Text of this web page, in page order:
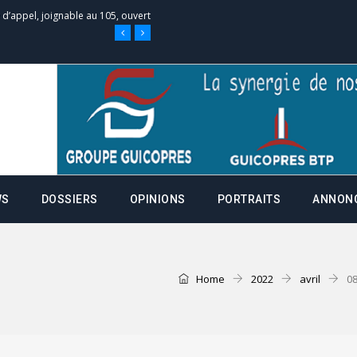
d’appel, joignable au 105, ouvert
campagnes ce jeudi 28 mai à
de la fiche de procuration
Administratives de
de serment et à une
DOSSIERS OPINIONS PORTRAITS
Home 2022 avril 08